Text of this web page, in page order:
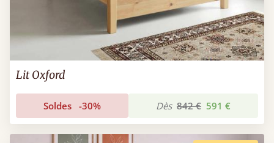
Lit Oxford
Soldes -30% Dès 842 € 591 €